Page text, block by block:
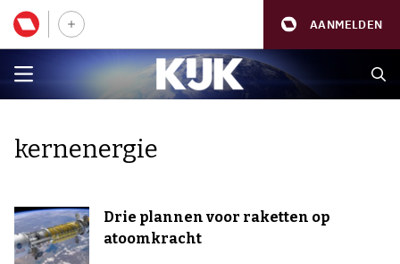
AANMELDEN
kernenergie
Drie plannen voor raketten op
atoomkracht